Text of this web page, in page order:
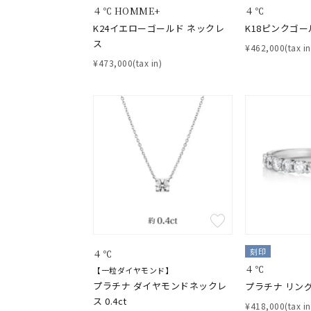
４℃ HOMME+
K24イエローゴールド ネックレ
ス
¥473,000(tax in)
４℃
K18ピンクゴ
¥462,000(tax
４℃
【一粒ダイヤモンド】
プラチナ ダイヤモンドネックレ
ス 0.4ct
刻印
４℃
プラチナ リン
¥418,000(tax